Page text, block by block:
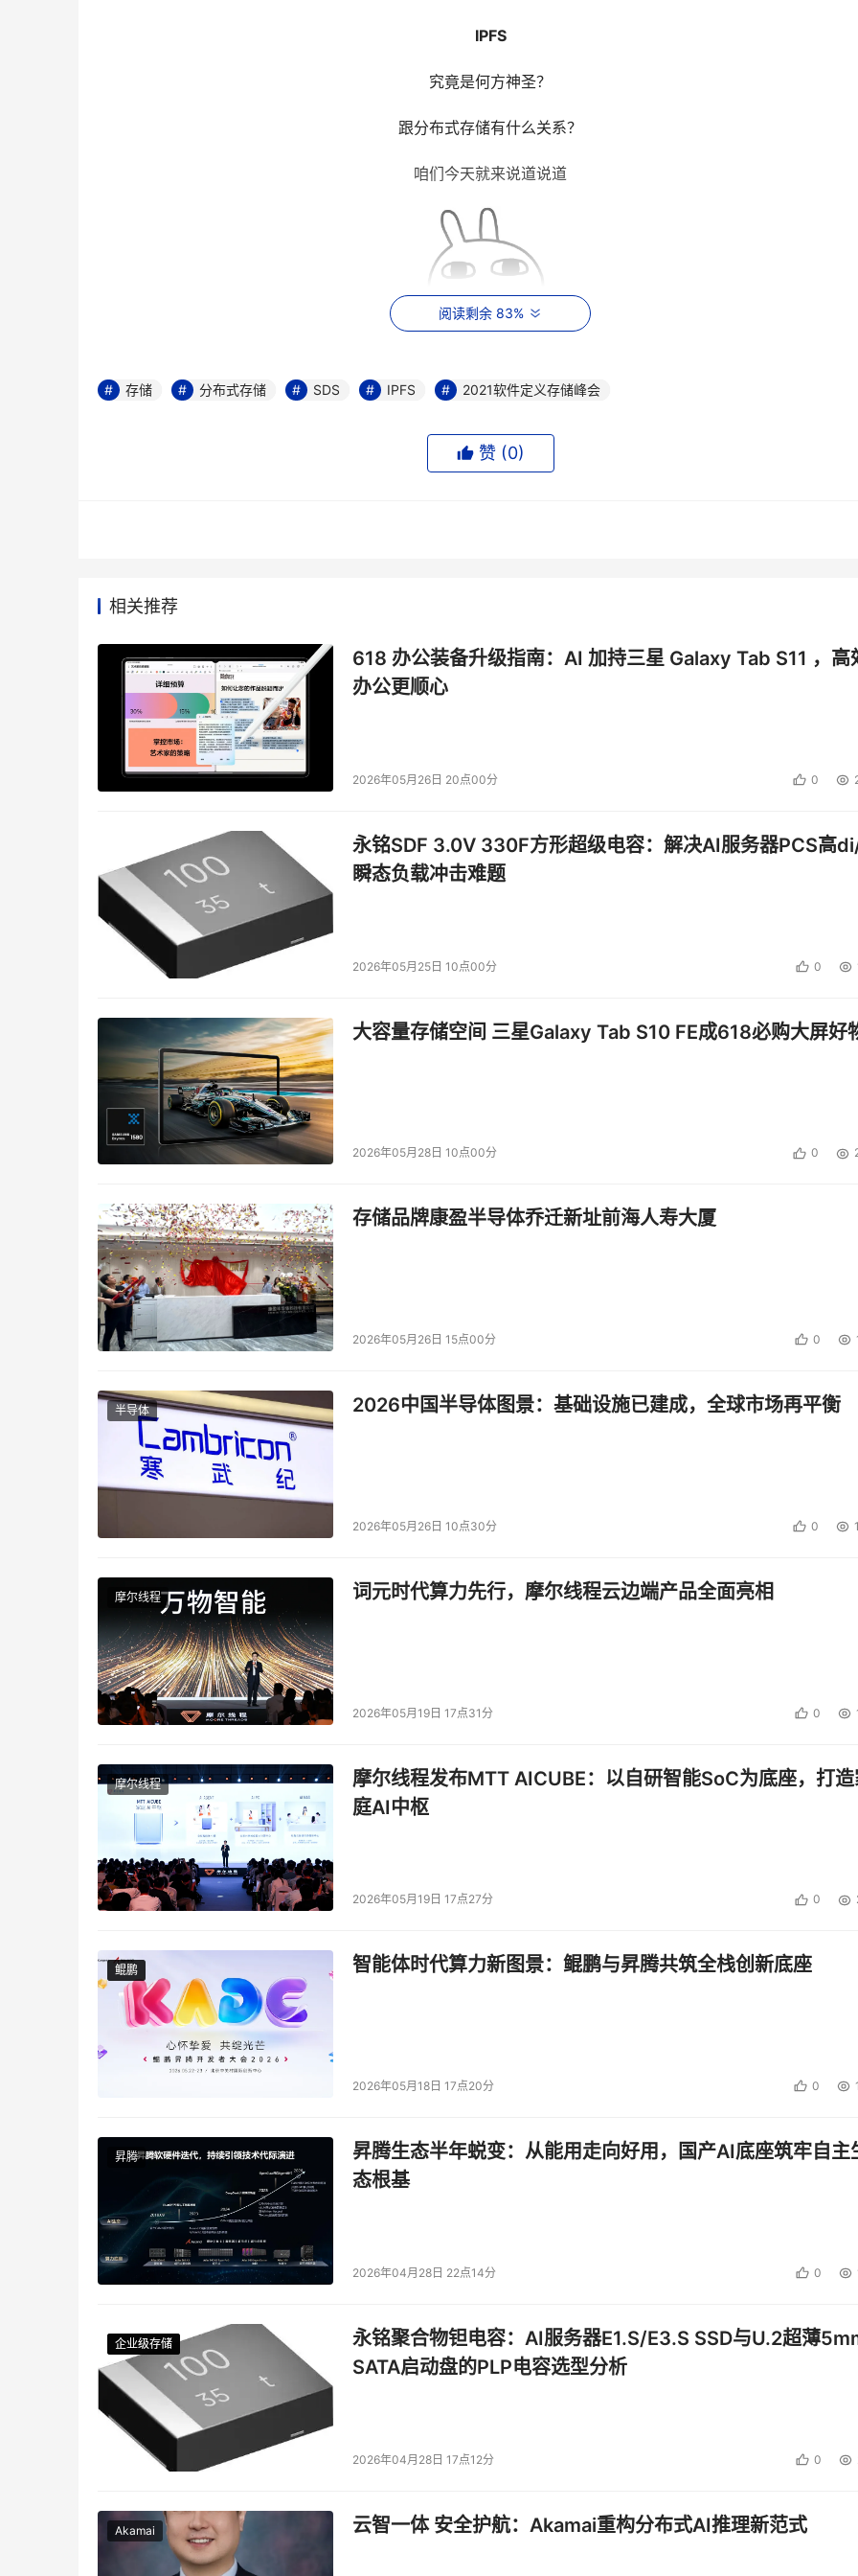
IPFS
究竟是何方神圣？
跟分布式存储有什么关系？
咱们今天就来说道说道
IPFS
“星际文件系统”
IPFS的征途是星辰大海
* 一个全球的、点对点分布式文件系统
* 集合了DHT分布式哈希表、P2P网络技术、BitTorrent传输技术、Git版本控制、自证明文件系统等
……
IPFS底层逻辑是区块链
全球人民都有存储数据的需求：
阅读剩余 83%
存储 分布式存储 SDS IPFS 2021软件定义存储峰会
赞 (0)
相关推荐
618 办公装备升级指南：AI 加持三星 Galaxy Tab S11 ，高
办公更顺心
2026年05月26日 20点00分 0
永铭SDF 3.0V 330F方形超级电容：解决AI服务器PCS高
瞬态负载冲击难题
2026年05月25日 10点00分 0
大容量存储空间 三星Galaxy Tab S10 FE成618必购大屏好
2026年05月28日 10点00分 0
存储品牌康盈半导体乔迁新址前海人寿大厦
2026年05月26日 15点00分 0
半导体 2026中国半导体图景：基础设施已建成，全球市场再平衡
2026年05月26日 10点30分 0
摩尔线程 词元时代算力先行，摩尔线程云边端产品全面亮相
2026年05月19日 17点31分 0
摩尔线程
摩尔线程发布MTT AICUBE：以自研智能SoC为底座，打
庭AI中枢
2026年05月19日 17点27分 0
鲲鹏
鲲鹏 智能体时代算力新图景：鲲鹏与昇腾共筑全栈创新底座
2026年05月18日 17点20分 0
昇腾
昇腾生态半年蜕变：从能用走向好用，国产AI底座筑牢自主
态根基
2026年04月28日 22点14分 0
企业级存储
企业级存储
企业级存储
企业级存储
永铭聚合物钽电容：AI服务器E1.S/E3.S SSD与U.2超薄
SATA启动盘的PLP电容选型分析
2026年04月28日 17点12分 0
Akamai 云智一体 安全护航：Akamai重构分布式AI推理新范式